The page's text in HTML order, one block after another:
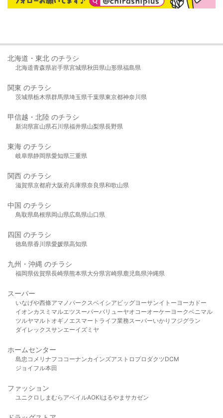
北海道・東北 のチラシ
北海道青森県岩手県宮城県秋田県山形県福島県
関東 のチラシ
茨城県栃木県群馬県埼玉県千葉県東京都神奈川県
甲信越・北陸 のチラシ
新潟県富山県石川県福井県山梨県長野県
東海 のチラシ
岐阜県静岡県愛知県三重県
関西 のチラシ
滋賀県京都府大阪府兵庫県奈良県和歌山県
中国 のチラシ
鳥取県島根県岡山県広島県山口県
四国 のチラシ
徳島県香川県愛媛県高知県
九州・沖縄 のチラシ
福岡県佐賀県長崎県熊本県大分県宮崎県鹿児島県沖縄県
スーパー
いなげや西條アマノパークスベイシア ビッグヨーサンイトーヨーカドー
イオンカスミ マルエツスーパーバリューヤオコーオーケー ヨークベニマル
ツルヤマルト オギノ エスマート ライフ業務スーパーいかり フジグラン
ダイレックスサンエーイズミヤ
ホームセンター
島忠 コメリ ナフコ コーナンカインズアストロプロダクツDCM
ジョイフル本田
ファッション
ユニクロ しまむら アベイルAOKIはるやま サカゼン